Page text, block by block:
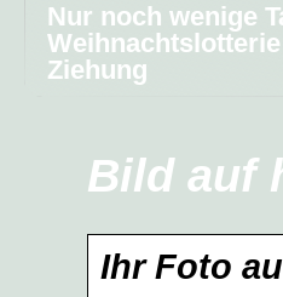
Nur noch wenige
Ziehung
Bild auf
Ihr Foto